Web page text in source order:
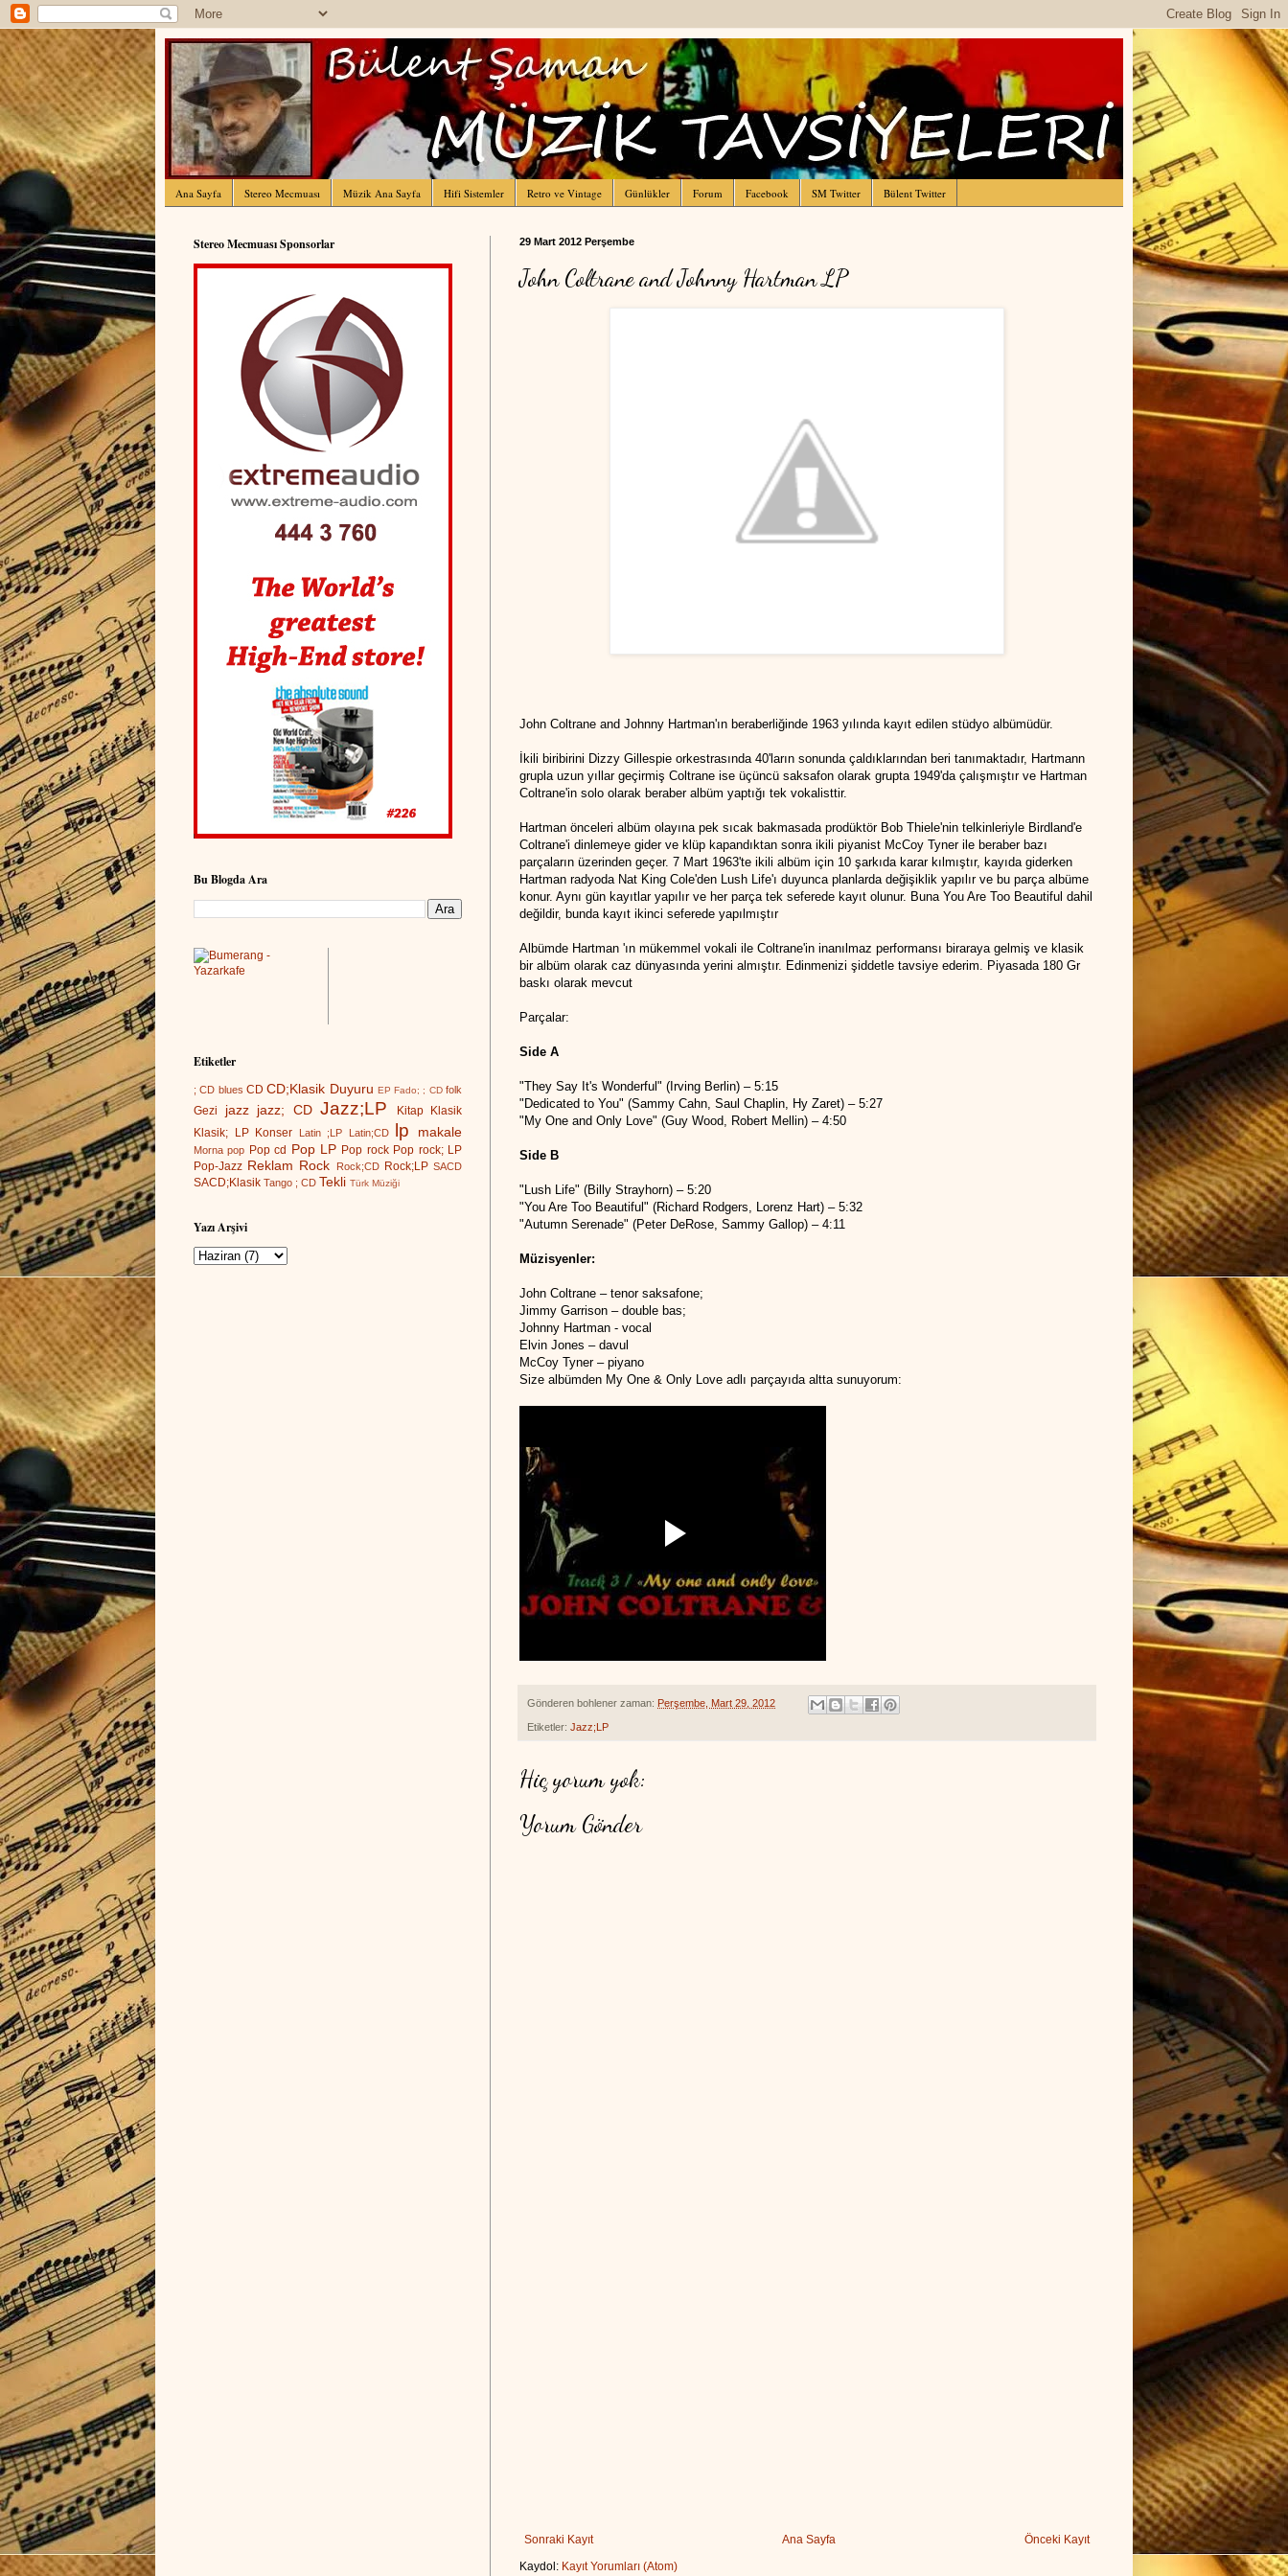
Ana Sayfa Stereo Mecmuası Müzik Ana Sayfa Hifi Sistemler Retro ve Vintage Günlükler Forum Facebook SM Twitter Bülent Twitter
29 Mart 2012 Perşembe
John Coltrane and Johnny Hartman LP
John Coltrane and Johnny Hartman'ın beraberliğinde 1963 yılında kayıt edilen stüdyo albümüdür.
İkili biribirini Dizzy Gillespie orkestrasında 40'ların sonunda çaldıklarından beri tanımaktadır, Hartmann
grupla uzun yıllar geçirmiş Coltrane ise üçüncü saksafon olarak grupta 1949'da çalışmıştır ve Hartman
Coltrane'in solo olarak beraber albüm yaptığı tek vokalisttir.
Hartman önceleri albüm olayına pek sıcak bakmasada prodüktör Bob Thiele'nin telkinleriyle Birdland'e
Coltrane'i dinlemeye gider ve klüp kapandıktan sonra ikili piyanist McCoy Tyner ile beraber bazı
parçaların üzerinden geçer. 7 Mart 1963'te ikili albüm için 10 şarkıda karar kılmıştır, kayıda giderken
Hartman radyoda Nat King Cole'den Lush Life'ı duyunca planlarda değişiklik yapılır ve bu parça albüme
konur. Aynı gün kayıtlar yapılır ve her parça tek seferede kayıt olunur. Buna You Are Too Beautiful dahil
değildir, bunda kayıt ikinci seferede yapılmıştır
Albümde Hartman 'ın mükemmel vokali ile Coltrane'in inanılmaz performansı biraraya gelmiş ve klasik
bir albüm olarak caz dünyasında yerini almıştır. Edinmenizi şiddetle tavsiye ederim. Piyasada 180 Gr
baskı olarak mevcut
Parçalar:
Side A
"They Say It's Wonderful" (Irving Berlin) – 5:15
"Dedicated to You" (Sammy Cahn, Saul Chaplin, Hy Zaret) – 5:27
"My One and Only Love" (Guy Wood, Robert Mellin) – 4:50
Side B
"Lush Life" (Billy Strayhorn) – 5:20
"You Are Too Beautiful" (Richard Rodgers, Lorenz Hart) – 5:32
"Autumn Serenade" (Peter DeRose, Sammy Gallop) – 4:11
Müzisyenler:
John Coltrane – tenor saksafone;
Jimmy Garrison – double bas;
Johnny Hartman - vocal
Elvin Jones – davul
McCoy Tyner – piyano
Size albümden My One & Only Love adlı parçayıda altta sunuyorum:
Gönderen bohlener zaman: Perşembe, Mart 29, 2012
Etiketler: Jazz;LP
Hiç yorum yok:
Yorum Gönder
Sonraki Kayıt Önceki Kayıt
Ana Sayfa
Kaydol: Kayıt Yorumları (Atom)
Stereo Mecmuası Sponsorlar
Bu Blogda Ara
Etiketler
; CD blues CD CD;Klasik Duyuru EP Fado; ; CD folk
Gezi jazz jazz; CD Jazz;LP Kitap
Klasik
Klasik; LP
Konser Latin ;LP Latin;CD lp makale
Morna pop Pop cd Pop LP Pop rock Pop rock; LP
Pop-Jazz Reklam Rock Rock;CD Rock;LP SACD
SACD;Klasik Tango ; CD Tekli Türk Müziği
Yazı Arşivi